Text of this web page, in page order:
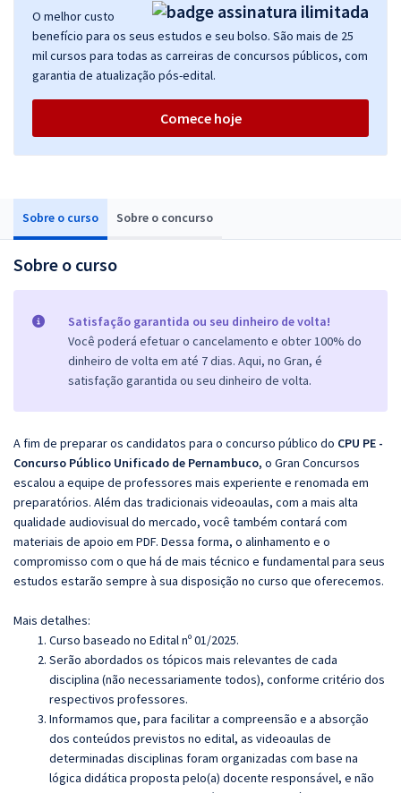
Sobre o curso Sobre o concurso
Sobre o curso
Satisfação garantida ou seu dinheiro de volta!
Você poderá efetuar o cancelamento e obter 100% do
dinheiro de volta em até 7 dias. Aqui, no Gran, é
satisfação garantida ou seu dinheiro de volta.
A fim de preparar os candidatos para o concurso público do CPU PE -
Concurso Público Unificado de Pernambuco, o Gran Concursos
escalou a equipe de professores mais experiente e renomada em
preparatórios. Além das tradicionais videoaulas, com a mais alta
qualidade audiovisual do mercado, você também contará com
materiais de apoio em PDF. Dessa forma, o alinhamento e o
compromisso com o que há de mais técnico e fundamental para seus
estudos estarão sempre à sua disposição no curso que oferecemos.
Mais detalhes:
Curso baseado no Edital nº 01/2025.
Serão abordados os tópicos mais relevantes de cada
disciplina (não necessariamente todos), conforme critério dos
respectivos professores.
Informamos que, para facilitar a compreensão e a absorção
dos conteúdos previstos no edital, as videoaulas de
determinadas disciplinas foram organizadas com base na
lógica didática proposta pelo(a) docente responsável, e não
O melhor custo
benefício para os seus estudos e seu bolso. São mais de 25
mil cursos para todas as carreiras de concursos públicos, com
garantia de atualização pós-edital.
Comece hoje